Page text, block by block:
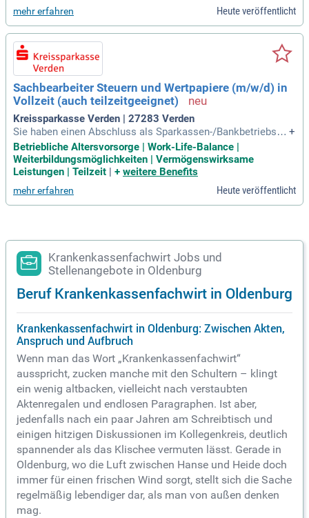
mehr erfahren Heute veröffentlicht
Sachbearbeiter Steuern und Wertpapiere (m/w/d) in
Vollzeit (auch teilzeitgeeignet)
Kreissparkasse Verden | 27283 Verden
Sie haben einen Abschluss als Sparkassen-/Bankbetriebswi
rt:in, Steuerfachwirt:in oder eine vergleichbare Qualifikation.
Sie weisen idealerweise Erfahrungen in vergleichbaren Aufg
abenstellungen auf (fehlendes Fachwissen wird vermittelt).
+
Betriebliche Altersvorsorge | Work-Life-Balance |
Weiterbildungsmöglichkeiten | Vermögenswirksame
Leistungen | Teilzeit
+ weitere Benefits
mehr erfahren Heute veröffentlicht
Krankenkassenfachwirt Jobs und
Stellenangebote in Oldenburg
Beruf Krankenkassenfachwirt in Oldenburg
Krankenkassenfachwirt in Oldenburg: Zwischen Akten,
Anspruch und Aufbruch
Wenn man das Wort „Krankenkassenfachwirt“
ausspricht, zucken manche mit den Schultern – klingt
ein wenig altbacken, vielleicht nach verstaubten
Aktenregalen und endlosen Paragraphen. Ist aber,
jedenfalls nach ein paar Jahren am Schreibtisch und
einigen hitzigen Diskussionen im Kollegenkreis, deutlich
spannender als das Klischee vermuten lässt. Gerade in
Oldenburg, wo die Luft zwischen Hanse und Heide doch
immer für einen frischen Wind sorgt, stellt sich die Sache
regelmäßig lebendiger dar, als man von außen denken
mag.